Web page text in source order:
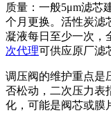
质量：一般5μm滤芯
个月更换。活性炭滤
凝液每日至少一次，
次代理可供应原厂滤
调压阀的维护重点是
否松动，二次压力表
化，可能是阀芯或膜